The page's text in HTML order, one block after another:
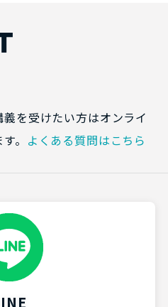
を受けたい方はオンライ
。 よくある質問はこちら